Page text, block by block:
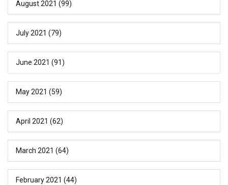
August 2021 (99)
July 2021 (79)
June 2021 (91)
May 2021 (59)
April 2021 (62)
March 2021 (64)
February 2021 (44)